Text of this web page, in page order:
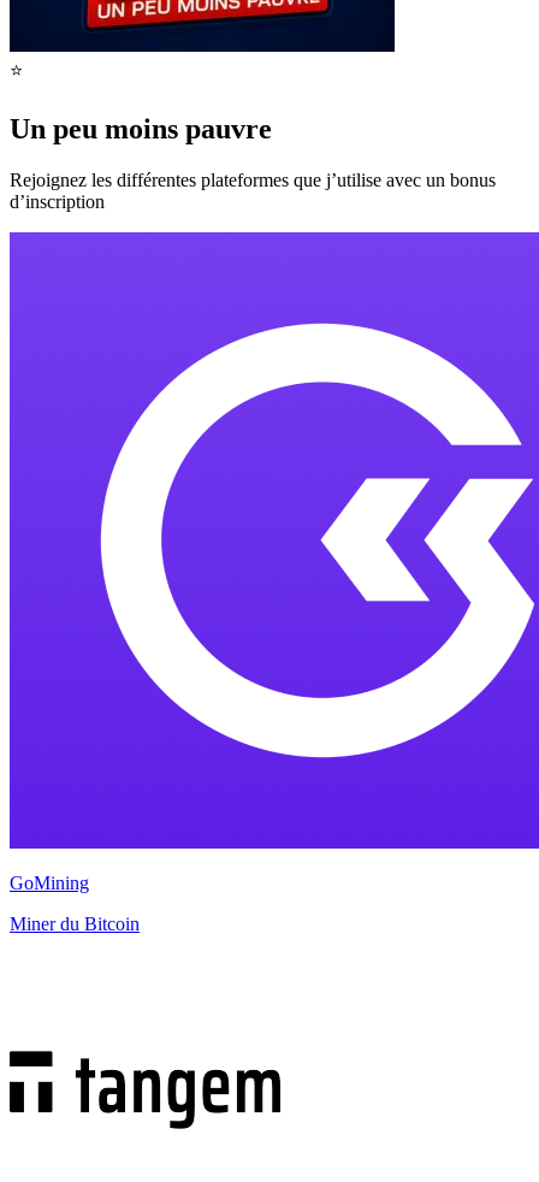
⭐️
Un peu moins pauvre
Rejoignez les différentes plateformes que j’utilise avec un bonus
d’inscription
GoMining
Miner du Bitcoin